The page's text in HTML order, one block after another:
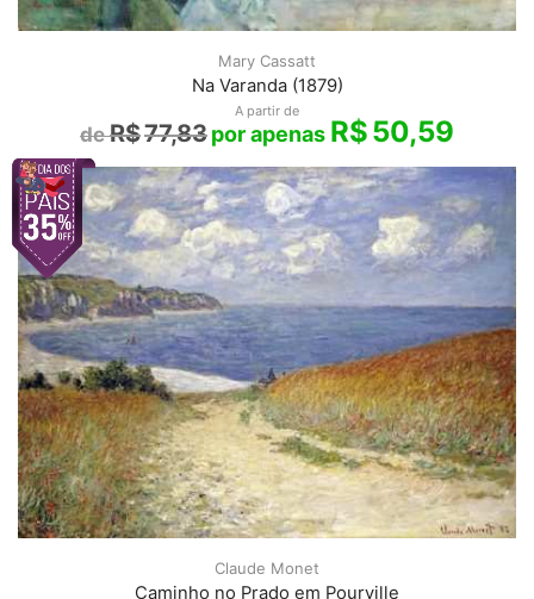
Mary Cassatt
Na Varanda (1879)
A partir de
R$77,83 R$50,59
Claude Monet
Caminho no Prado em Pourville